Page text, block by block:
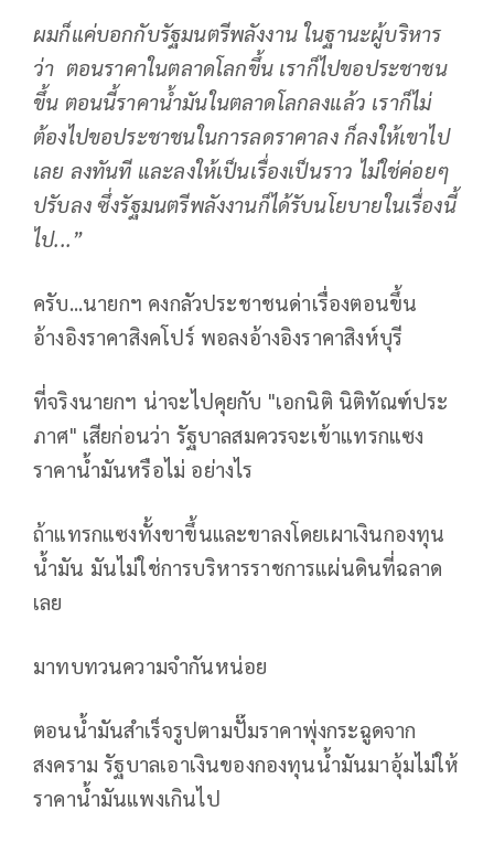
ผมก็แค่บอกกับรัฐมนตรีพลังงาน ในฐานะผู้บริหาร
ว่า ตอนราคาในตลาดโลกขึ้น เราก็ไปขอประชาชน
ขึ้น ตอนนี้ราคาน้ำมันในตลาดโลกลงแล้ว เราก็ไม่
ต้องไปขอประชาชนในการลดราคาลง ก็ลงให้เขาไป
เลย ลงทันที และลงให้เป็นเรื่องเป็นราว ไม่ใช่ค่อยๆ
ปรับลง ซึ่งรัฐมนตรีพลังงานก็ได้รับนโยบายในเรื่องนี้
ไป...”
ครับ...นายกฯ คงกลัวประชาชนด่าเรื่องตอนขึ้น
อ้างอิงราคาสิงคโปร์ พอลงอ้างอิงราคาสิงห์บุรี
ที่จริงนายกฯ น่าจะไปคุยกับ "เอกนิติ นิติทัณฑ์ประ
ภาศ" เสียก่อนว่า รัฐบาลสมควรจะเข้าแทรกแซง
ราคาน้ำมันหรือไม่ อย่างไร
ถ้าแทรกแซงทั้งขาขึ้นและขาลงโดยเผาเงินกองทุน
น้ำมัน มันไม่ใช่การบริหารราชการแผ่นดินที่ฉลาด
เลย
มาทบทวนความจำกันหน่อย
ตอนน้ำมันสำเร็จรูปตามปั๊มราคาพุ่งกระฉูดจาก
สงคราม รัฐบาลเอาเงินของกองทุนน้ำมันมาอุ้มไม่ให้
ราคาน้ำมันแพงเกินไป